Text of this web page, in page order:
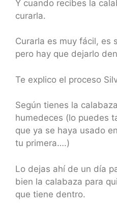
Y cuando recibes la
curarla.
Curarla es muy fácil, es
pero hay que dejarlo
Te explico el proceso
Según tienes la
humedeces (lo puedes
que ya se haya usado
tu primera….)
Lo dejas ahí de un día
bien la calabaza para
que tiene dentro.